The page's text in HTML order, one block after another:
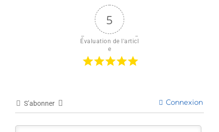
5
Évaluation de l'articl
e
S’abonner Connexion